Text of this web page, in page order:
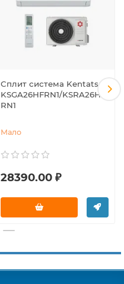
Сплит система Kentatsu
KSGA26HFRN1/KSRA26HF
RN1
Мало
28390.00 ₽